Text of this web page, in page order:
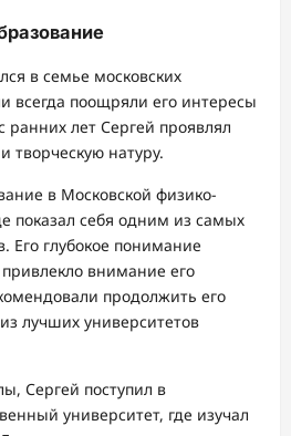
в семье московских
всегда поощряли его интересы
ранних лет Сергей проявлял
творческую натуру.
в Московской физико-
показал себя одним из самых
Его глубокое понимание
внимание его
продолжить его
лучших университетов
Сергей поступил в
университет, где изучал